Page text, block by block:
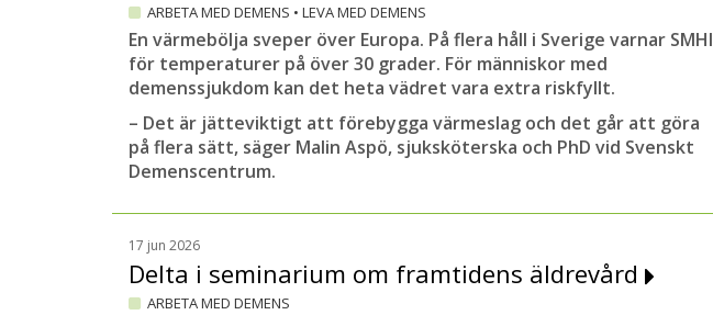
ARBETA MED DEMENS • LEVA MED DEMENS
En värmebölja sveper över Europa. På flera håll i Sverige varnar SMHI
för temperaturer på över 30 grader. För människor med
demenssjukdom kan det heta vädret vara extra riskfyllt.
– Det är jätteviktigt att förebygga värmeslag och det går att göra
på flera sätt, säger Malin Aspö, sjuksköterska och PhD vid Svenskt
Demenscentrum.
17 jun 2026
Delta i seminarium om framtidens äldrevård
ARBETA MED DEMENS